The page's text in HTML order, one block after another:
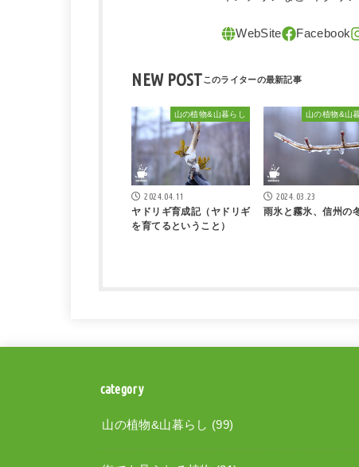
NEW POST
山の植物&山暮らし
2024.04.11
ヤドリギ育成記（ヤドリギ
を育てるということ）
山の植物&山
2024.03.23
雨氷と霧氷、信州の
category
山の植物&山暮らし (99)